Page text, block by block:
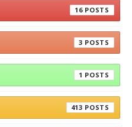
16
3
1
413